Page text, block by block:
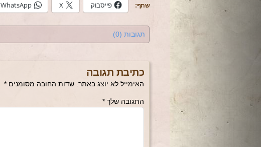
שתף: פייסבוק X
WhatsApp
תגובות (0)
כתיבת תגובה
האימייל לא יוצג באתר. שדות החובה מסומנים *
התגובה שלך *